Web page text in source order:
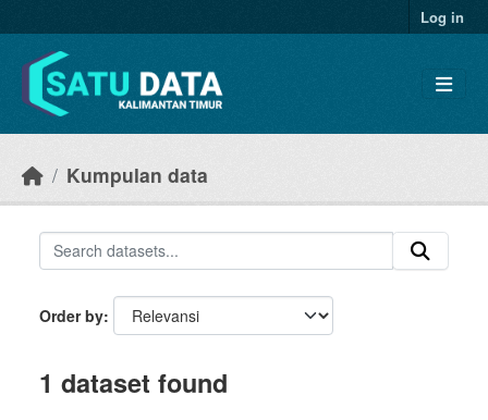
Log in
Kumpulan data
Order by
1 dataset found